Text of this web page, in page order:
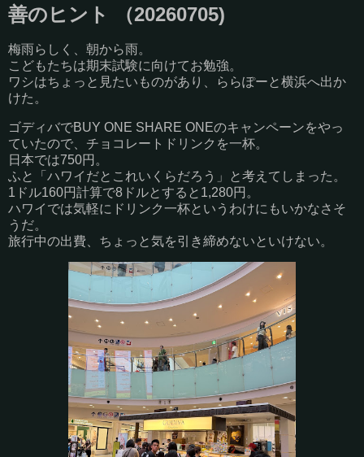
善のヒント （20260705)
梅雨らしく、朝から雨。
こどもたちは期末試験に向けてお勉強。
ワシはちょっと見たいものがあり、ららぽーと横浜へ出か
けた。
ゴディバでBUY ONE SHARE ONEのキャンペーンをやっ
ていたので、チョコレートドリンクを一杯。
日本では750円。
ふと「ハワイだとこれいくらだろう」と考えてしまった。
1ドル160円計算で8ドルとすると1,280円。
ハワイでは気軽にドリンク一杯というわけにもいかなさそ
うだ。
旅行中の出費、ちょっと気を引き締めないといけない。